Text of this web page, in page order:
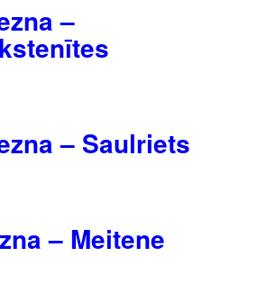
–
– Saulriets
– Meitene